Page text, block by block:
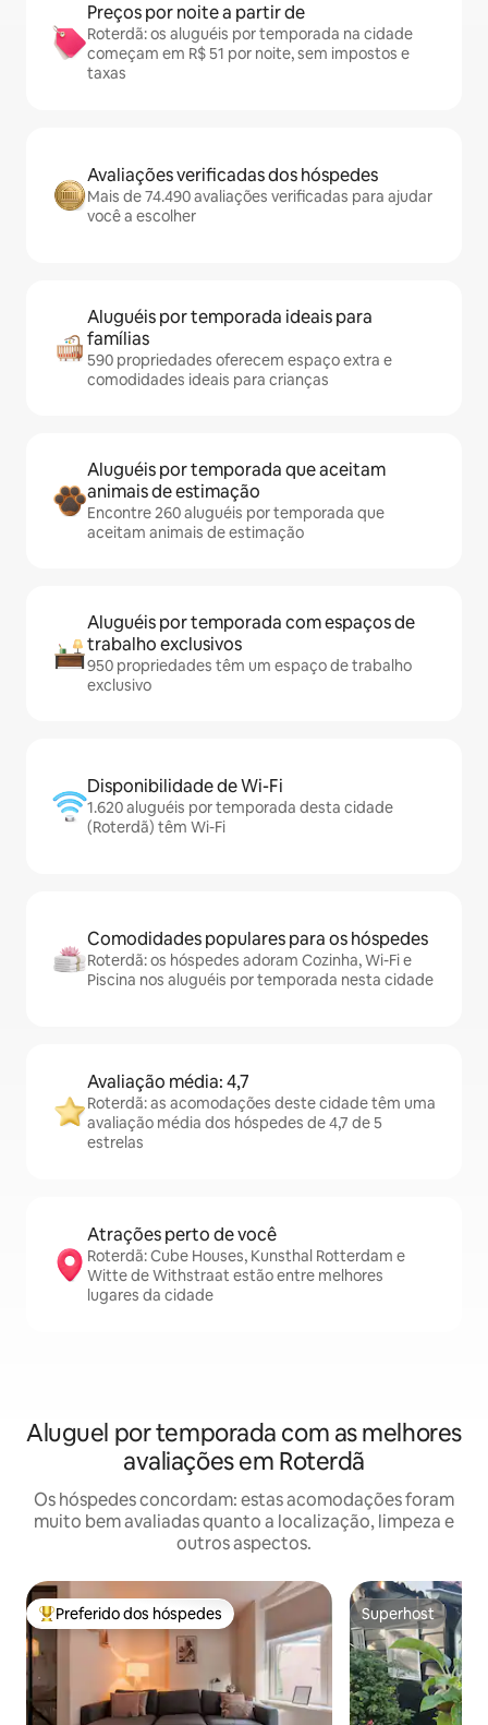
Preços por noite a partir de
Roterdã: os aluguéis por temporada na cidade
começam em R$ 51 por noite, sem impostos e
taxas
Avaliações verificadas dos hóspedes
Mais de 74.490 avaliações verificadas para ajudar
você a escolher
Aluguéis por temporada ideais para
famílias
590 propriedades oferecem espaço extra e
comodidades ideais para crianças
Aluguéis por temporada que aceitam
animais de estimação
Encontre 260 aluguéis por temporada que
aceitam animais de estimação
Aluguéis por temporada com espaços de
trabalho exclusivos
950 propriedades têm um espaço de trabalho
exclusivo
Disponibilidade de Wi-Fi
1.620 aluguéis por temporada desta cidade
(Roterdã) têm Wi-Fi
Comodidades populares para os hóspedes
Roterdã: os hóspedes adoram Cozinha, Wi-Fi e
Piscina nos aluguéis por temporada nesta cidade
Avaliação média: 4,7
Roterdã: as acomodações deste cidade têm uma
avaliação média dos hóspedes de 4,7 de 5
estrelas
Atrações perto de você
Roterdã: Cube Houses, Kunsthal Rotterdam e
Witte de Withstraat estão entre melhores
lugares da cidade
Aluguel por temporada com as melhores
avaliações em Roterdã
Os hóspedes concordam: estas acomodações foram
muito bem avaliadas quanto a localização, limpeza e
outros aspectos.
Entre os melhores preferidos dos hóspedes
Preferido dos hóspedes Superhost
Superhost